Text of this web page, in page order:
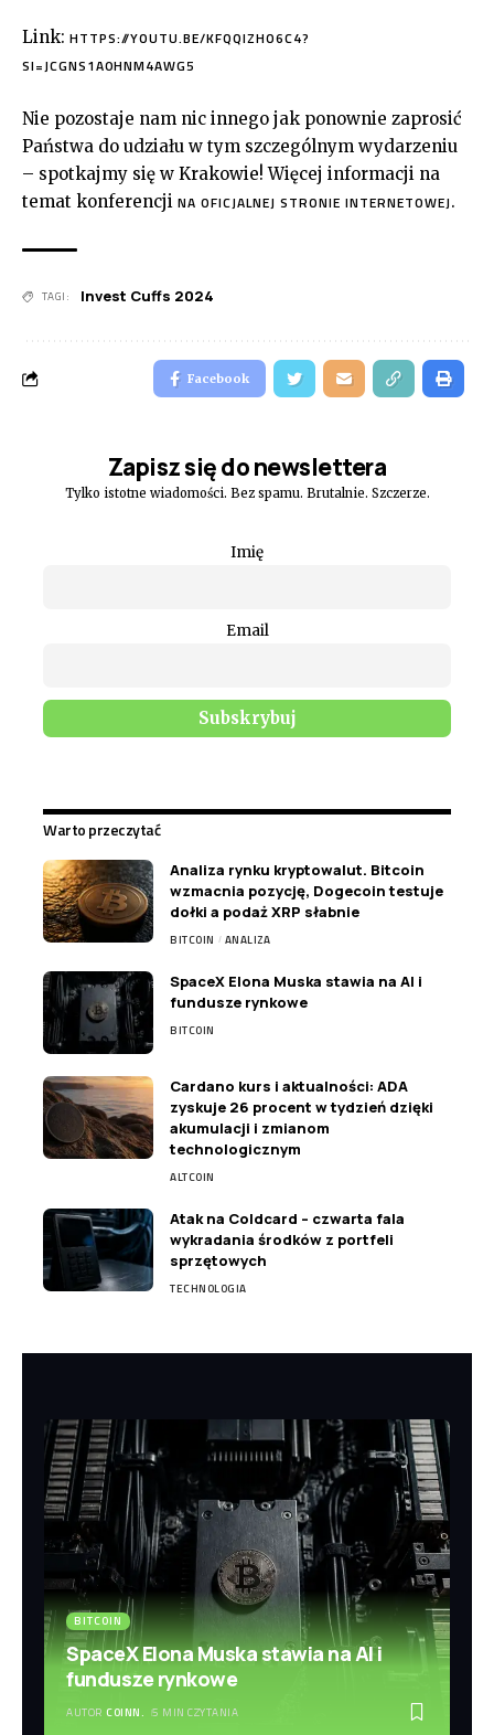
Link: HTTPS://YOUTU.BE/KFQQIZHO6C4?
SI=JCGNS1A0HNM4AWG5
Nie pozostaje nam nic innego jak ponownie zaprosić
Państwa do udziału w tym szczególnym wydarzeniu
– spotkajmy się w Krakowie! Więcej informacji na
temat konferencji NA OFICJALNEJ STRONIE INTERNETOWEJ.
TAGI: Invest Cuffs 2024
Facebook
Zapisz się do newslettera
Tylko istotne wiadomości. Bez spamu. Brutalnie. Szczerze.
Imię
Email
Warto przeczytać
Analiza rynku kryptowalut. Bitcoin
wzmacnia pozycję, Dogecoin testuje
dołki a podaż XRP słabnie
BITCOIN ANALIZA
SpaceX Elona Muska stawia na AI i
fundusze rynkowe
BITCOIN
Cardano kurs i aktualności: ADA
zyskuje 26 procent w tydzień dzięki
akumulacji i zmianom
technologicznym
ALTCOIN
Atak na Coldcard – czwarta fala
wykradania środków z portfeli
sprzętowych
TECHNOLOGIA
BITCOIN
SpaceX Elona Muska stawia na AI i
fundusze rynkowe
AUTOR COINN. 5 MIN CZYTANIA